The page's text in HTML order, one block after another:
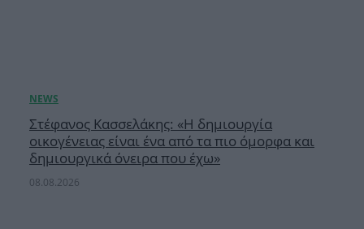
Στέφανος Κασσελάκης: «Η δημιουργία
οικογένειας είναι ένα από τα πιο όμορφα και
δημιουργικά όνειρα που έχω»
08.08.2026